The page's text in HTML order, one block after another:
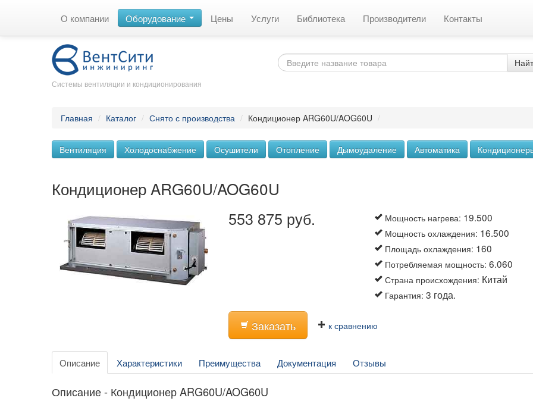
О компании Оборудование Цены Услуги Библиотека Производители Контакты
Системы вентиляции и кондиционирования
Главная / Каталог / Снято с производства / Кондиционер ARG60U/AOG60U /
Вентиляция Холодоснабжение Осушители Отопление Дымоудаление Автоматика
Кондиционер ARG60U/AOG60U
553 875 руб. Мощность нагрева: 19.500
Мощность охлаждения: 16.500
Площадь охлаждения: 160
Потребляемая мощность:6.060
Страна происхождения: Китай
Гарантия:3 года.
Заказать к сравнению
Описание Характеристики Преимущества Документация Отзывы
Описание - Кондиционер ARG60U/AOG60U